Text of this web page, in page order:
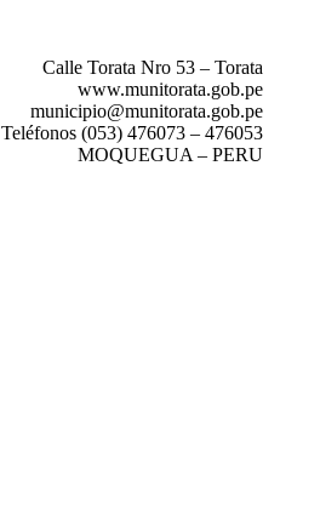
Calle Torata Nro 53 – Torata
www.munitorata.gob.pe
municipio@munitorata.gob.pe
Teléfonos (053) 476073 – 476053
MOQUEGUA – PERU